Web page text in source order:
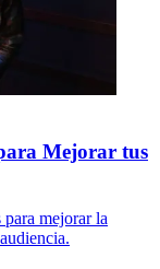
Mejorar tus
mejorar la